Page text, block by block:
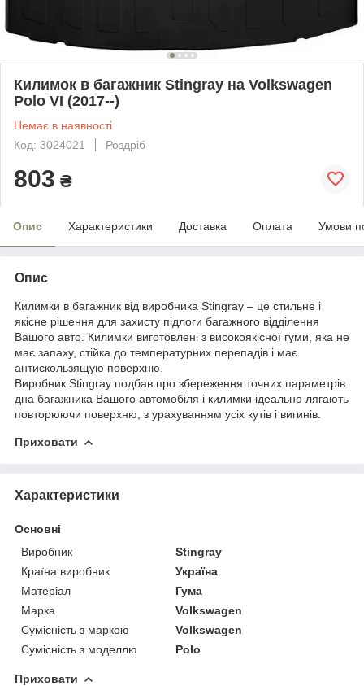
Килимок в багажник Stingray на Volkswagen
Polo VI (2017--)
Немає в наявності
Код: 3024021
Роздріб
803 ₴
Опис Характеристики Доставка Оплата Умови
Опис
Килимки в багажник від виробника Stingray – це стильне і
якісне рішення для захисту підлоги багажного відділення
Вашого авто. Килимки виготовлені з високоякісної гуми, яка не
має запаху, стійка до температурних перепадів і має
антискользящую поверхню.
Виробник Stingray подбав про збереження точних параметрів
дна багажника Вашого автомобіля і килимки ідеально лягають
повторюючи поверхню, з урахуванням усіх кутів і вигинів.
Приховати
Характеристики
Основні
Виробник
Stingray
Країна виробник
Україна
Матеріал
Гума
Марка
Volkswagen
Сумісність з маркою
Volkswagen
Сумісність з моделлю
Polo
Приховати